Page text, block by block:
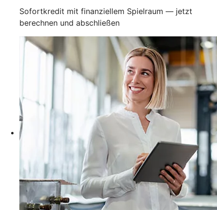
Sofortkredit mit finanziellem Spielraum — jetzt
berechnen und abschließen